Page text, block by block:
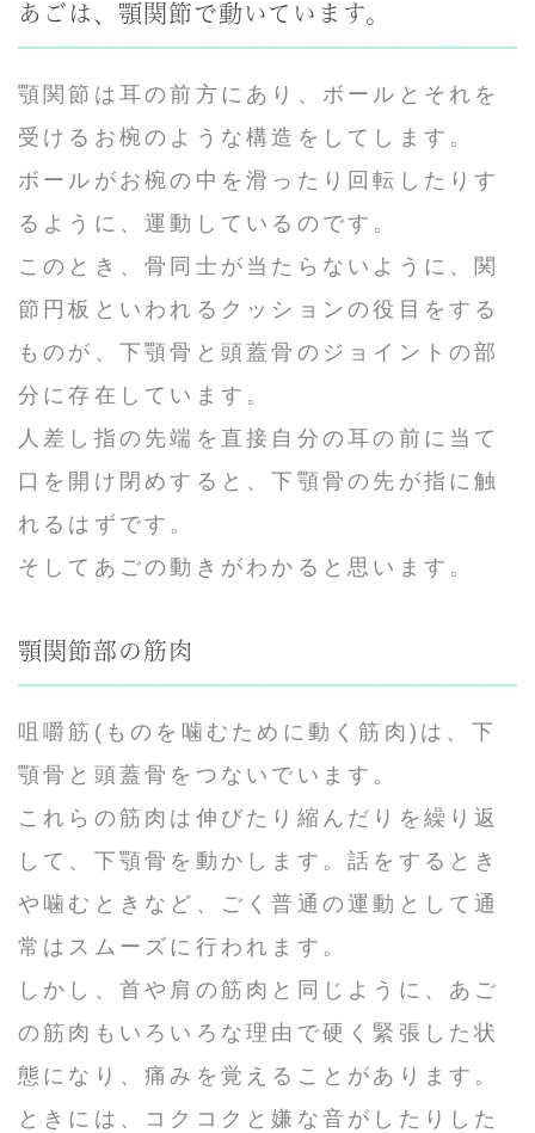
あごは、顎関節で動いています。
顎関節は耳の前方にあり、ボールとそれを
受けるお椀のような構造をしてします。
ボールがお椀の中を滑ったり回転したりす
るように、運動しているのです。
このとき、骨同士が当たらないように、関
節円板といわれるクッションの役目をする
ものが、下顎骨と頭蓋骨のジョイントの部
分に存在しています。
人差し指の先端を直接自分の耳の前に当て
口を開け閉めすると、下顎骨の先が指に触
れるはずです。
そしてあごの動きがわかると思います。
顎関節部の筋肉
咀嚼筋(ものを噛むために動く筋肉)は、下
顎骨と頭蓋骨をつないでいます。
これらの筋肉は伸びたり縮んだりを繰り返
して、下顎骨を動かします。話をするとき
や噛むときなど、ごく普通の運動として通
常はスムーズに行われます。
しかし、首や肩の筋肉と同じように、あご
の筋肉もいろいろな理由で硬く緊張した状
態になり、痛みを覚えることがあります。
ときには、コクコクと嫌な音がしたりした